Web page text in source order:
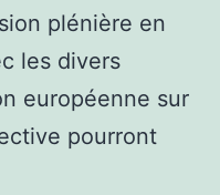
plénière en
les divers
européenne sur
pourront